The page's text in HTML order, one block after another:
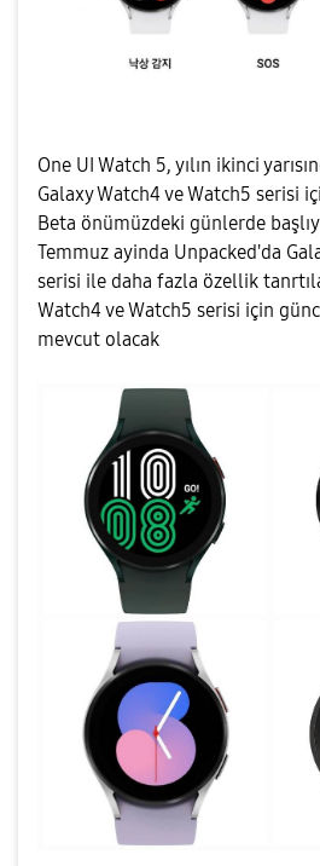
One UI Watch 5, yılın ikinci
Galaxy Watch4 ve Watch5 serisi
Beta önümüzdeki günlerde
Temmuz ayinda Unpacked'da
serisi ile daha fazla özellik
Watch4 ve Watch5 serisi için
mevcut olacak